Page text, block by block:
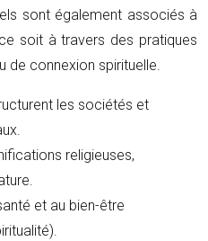
sont également associés à
soit à travers des pratiques
de connexion spirituelle.
les sociétés et
religieuses,
et au bien-être